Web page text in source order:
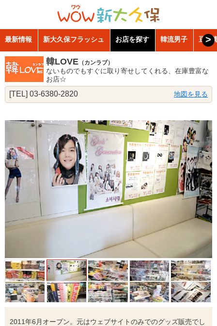
最新情報 新大久保フラッシュ お店を探す 韓流男子 豆知
>
韓LOVE （カンラブ）
ないものでもすぐに取り寄せしてくれる、在庫豊富な
お店☆
[TEL] 03-6380-2820 地図を見る
2011年6月オープン。元はウェブサイトのみでのグッズ販売でし